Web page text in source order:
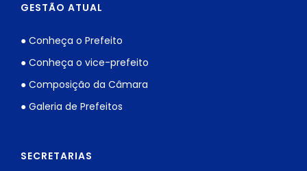
GESTÃO ATUAL
● Conheça o Prefeito
● Conheça o vice-prefeito
● Composição da Câmara
● Galeria de Prefeitos
SECRETARIAS